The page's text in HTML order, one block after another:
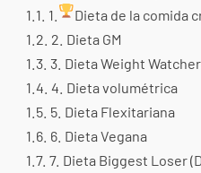
1.
Dieta de la comida
2. Dieta GM
3. Dieta Weight
4. Dieta volumétrica
5. Dieta Flexitariana
6. Dieta Vegana
7. Dieta Biggest Loser